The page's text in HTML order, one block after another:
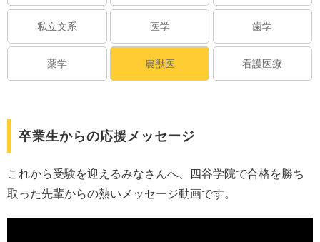
私立文系 医学 歯学
薬学 農獣医 看護医療
卒業生からの応援メッセージ
これから受験を迎えるみなさんへ、四谷学院で合格を勝ち
取った先輩からの熱いメッセージ動画です。